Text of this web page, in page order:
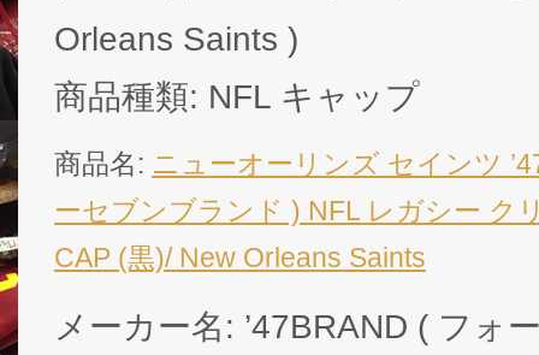
Orleans Saints )
商品種類: NFL キャップ
商品名: ニューオーリンズ セインツ
ーセブンブランド ) NFL レガシー ク
CAP (黒)/ New Orleans Saints
メーカー名: ’47BRAND ( フォ